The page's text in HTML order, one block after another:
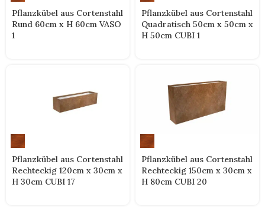
Pflanzkübel aus Cortenstahl
Rund 60cm x H 60cm VASO
1
Pflanzkübel aus Cortenstahl
Quadratisch 50cm x 50cm x
H 50cm CUBI 1
Pflanzkübel aus Cortenstahl
Rechteckig 120cm x 30cm x
H 30cm CUBI 17
Pflanzkübel aus Cortenstahl
Rechteckig 150cm x 30cm x
H 80cm CUBI 20